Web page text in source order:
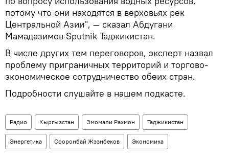
потому что они находятся в верховьях рек
Центральной Азии", — сказал Абдугани
Мамадазимов Sputnik Таджикистан.
В числе других тем переговоров, эксперт назвал
проблему приграничных территорий и торгово-
экономическое сотрудничество обеих стран.
Подробности слушайте в нашем подкасте.
Радио Кыргызстан Эмомали Рахмон Таджикистан
Энергетика Сооронбай Жээнбеков Экономика